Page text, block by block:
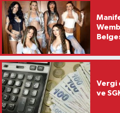
Vergi
ve